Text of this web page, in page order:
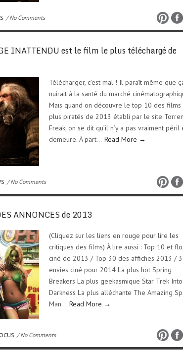
/ No Comments
INATTENDU est le film le plus téléchargé de
Télécharger, c’est mal ! Il paraît même que
nuirait à la santé du marché
Mais quand on découvre le top 10 des films
plus piratés de 2013 établi par le site
Freak, on se dit qu’il n’y a pas vraiment péril
demeure. À part… Read More →
/ No Comments
ANNONCES de 2013
(Cliquez sur les liens en rouge pour lire les
critiques des films) À lire aussi : Top 10 et
ciné de 2013 / Top 30 des affiches 2013 /
envies ciné pour 2014 La plus hot Spring
Breakers La plus geekasmique Star Trek Into
Darkness La plus alléchante The Amazing
Man… Read More →
/ No Comments